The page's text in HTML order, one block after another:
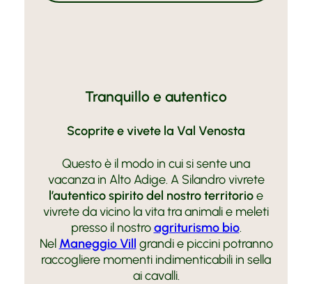
Tranquillo e autentico
Scoprite e vivete la Val Venosta
Questo è il modo in cui si sente una
vacanza in Alto Adige. A Silandro vivrete
l’autentico spirito del nostro territorioe
vivrete da vicino la vita tra animali e meleti
presso il nostroagriturismo bio.
Nel Maneggio Vill grandi e piccini potranno
raccogliere momenti indimenticabili in sella
ai cavalli.